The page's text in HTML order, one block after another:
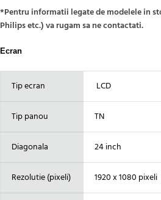
*Pentru informatii legate de modelele in
Philips etc.) va rugam sa ne contactati.
Ecran
Tip ecran LCD
Tip panou TN
Diagonala 24 inch
Rezolutie (pixeli) 1920 x 1080 pixeli